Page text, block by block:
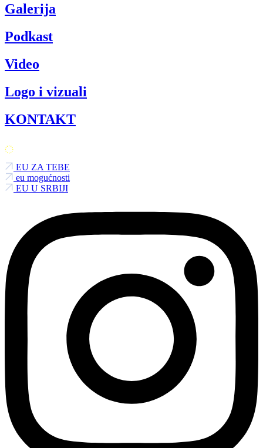
Galerija
Podkast
Video
Logo i vizuali
KONTAKT
EU ZA TEBE
eu mogućnosti
EU U SRBIJI